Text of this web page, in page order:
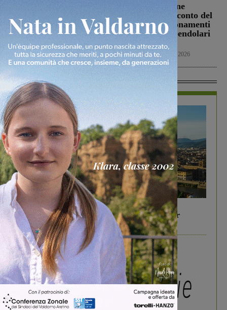
Carmignano Seano, si
cerca Claudio Falsini:
per molti anni ha vissuto
a San Giovanni
Cronaca 10 Agosto 2026
Treni, la Regione
annuncia uno sconto del
50% sugli abbonamenti
di ottobre dei pendolari
toscani
Cronaca 10 Agosto 2026
In Vetrina
In vetrina 6 Agosto 2026
Gita di famiglia a Firenze: 5 idee per far
divertire i tuoi figli